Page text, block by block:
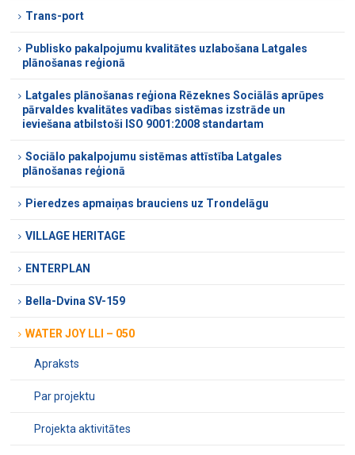
Trans-port
Publisko pakalpojumu kvalitātes uzlabošana Latgales
plānošanas reģionā
Latgales plānošanas reģiona Rēzeknes Sociālās aprūpes
pārvaldes kvalitātes vadības sistēmas izstrāde un
ieviešana atbilstoši ISO 9001:2008 standartam
Sociālo pakalpojumu sistēmas attīstība Latgales
plānošanas reģionā
Pieredzes apmaiņas brauciens uz Trondelāgu
VILLAGE HERITAGE
ENTERPLAN
Bella-Dvina SV-159
WATER JOY LLI – 050
Apraksts
Par projektu
Projekta aktivitātes